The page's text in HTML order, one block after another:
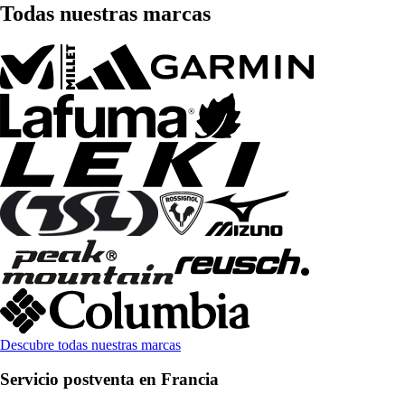
Todas nuestras marcas
Descubre todas nuestras marcas
Servicio postventa en Francia